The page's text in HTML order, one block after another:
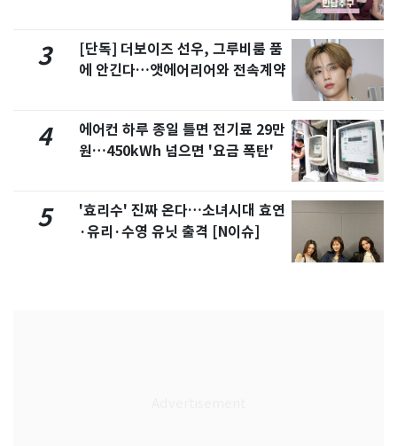
3
[단독] 더보이즈 선우, 그루비룸 품
에 안긴다…앳에어리어와 전속계약
4
에어컨 하루 종일 틀면 전기료 29만
원…450kWh 넘으면 '요금 폭탄'
5
'효리수' 진짜 온다…소녀시대 효연
·유리·수영 유닛 출격 [N이슈]